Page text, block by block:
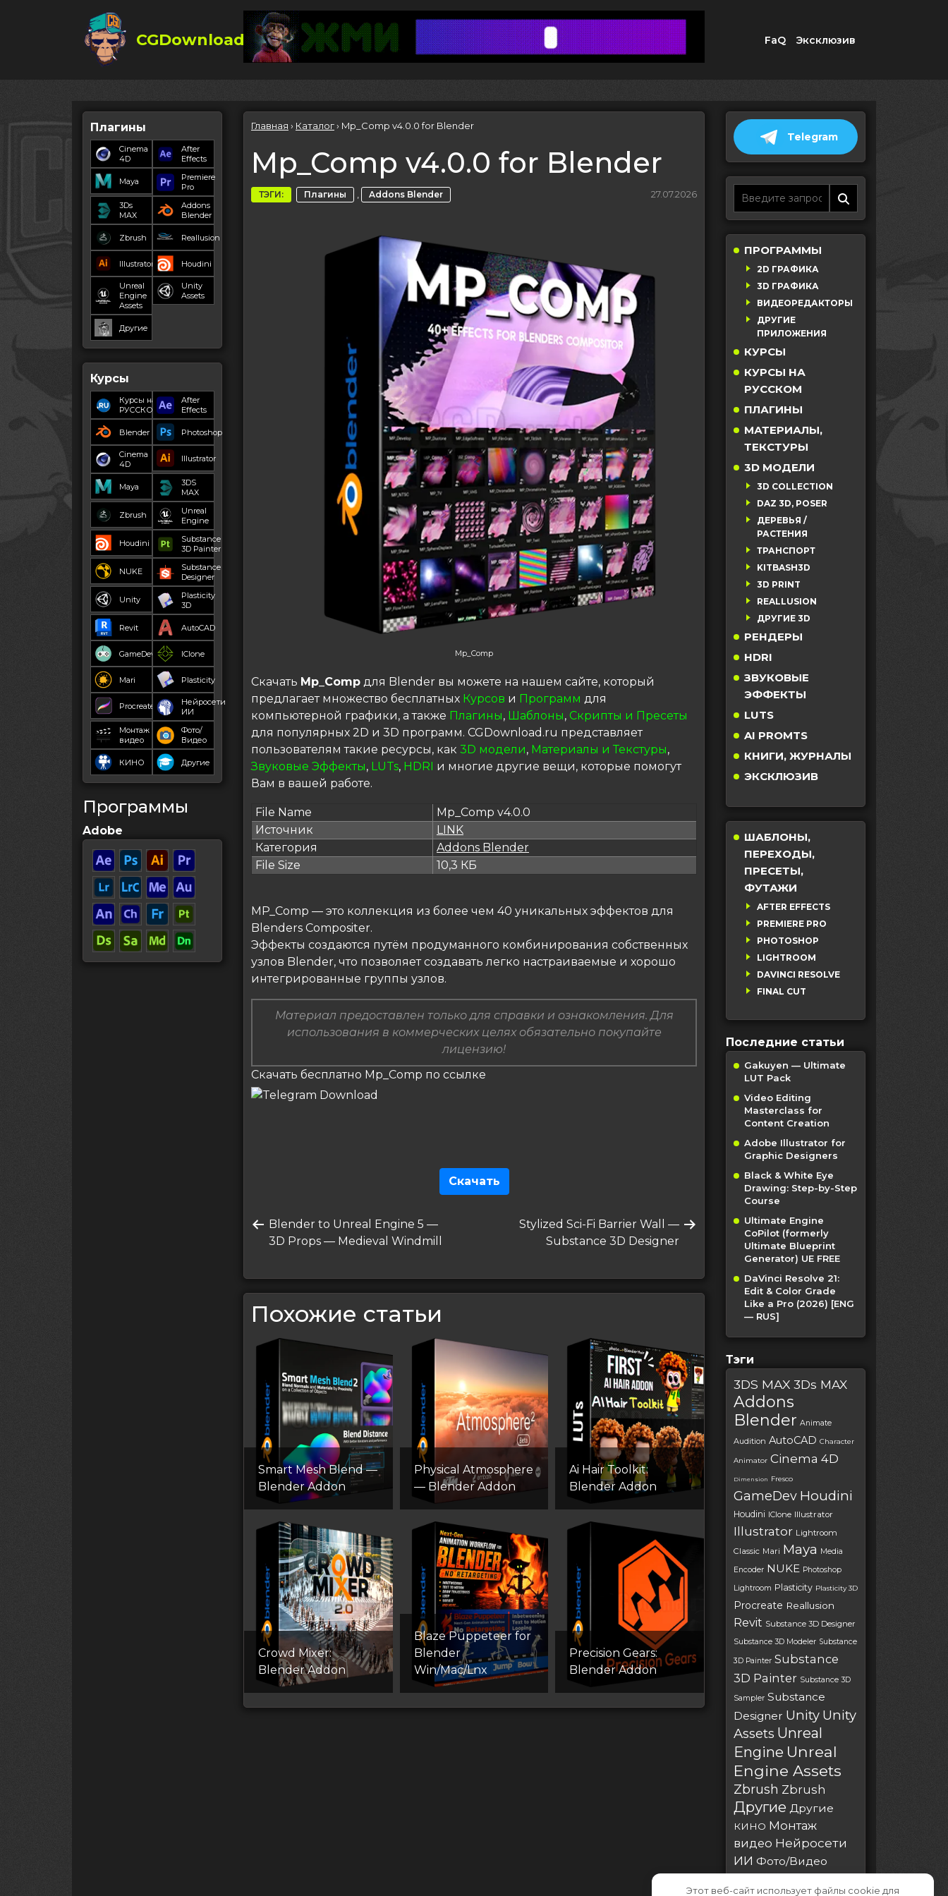
CGDownload FaQ Эксклюзив
Плагины
Cinema
4D
After
Effects
Maya
Premiere
Pro
3Ds
MAX
Addons
Blender
Zbrush Reallusion
Illustrator Houdini
Unreal
Engine
Assets
Unity
Assets
Другие
Курсы
Курсы на
РУССКОМ
After
Effects
Blender Photoshop
Cinema
4D
Illustrator
Maya
3DS
MAX
Zbrush
Unreal
Engine
Houdini
Substance
3D Painter
NUKE
Substance
Designer
Unity
Plasticity
3D
Revit AutoCAD
GameDev IClone
Mari Plasticity
Procreate
Нейросети
ИИ
Монтаж
видео
Фото/
Видео
КИНО Другие
Программы
Adobe
Главная › Каталог› Mp_Comp v4.0.0 for Blender
Mp_Comp v4.0.0 for Blender
ТЭГИ: Плагины , Addons Blender 27.07.2026
Mp_Comp
Скачать Mp_Comp для Blender вы можете на нашем сайте, который
предлагает множество бесплатных Курсов и Программ для
компьютерной графики, а также Плагины, Шаблоны, Скрипты и Пресеты
для популярных 2D и 3D программ. CGDownload.ru представляет
пользователям такие ресурсы, как 3D модели, Материалы и Текстуры,
Звуковые Эффекты, LUTs, HDRI и многие другие вещи, которые помогут
Вам в вашей работе.
File Name
Mp_Comp v4.0.0
Источник
LINK
Категория
Addons Blender
File Size
10,3 КБ
MP_Comp — это коллекция из более чем 40 уникальных эффектов для
Blenders Compositer.
Эффекты создаются путём продуманного комбинирования собственных
узлов Blender, что позволяет создавать легко настраиваемые и хорошо
интегрированные группы узлов.
Материал предоставлен только для справки и ознакомления. Для
использования в коммерческих целях обязательно покупайте
лицензию!
Скачать бесплатно Mp_Comp по ссылке
Скачать
поПредыдущая
запись
Blender to Unreal Engine 5 —
3D Props — Medieval Windmill
Следующая
запись
Stylized Sci-Fi Barrier Wall —
Substance 3D Designer
Похожие статьи
Smart Mesh Blend —
Blender Addon
Physical Atmosphere
— Blender Addon
Ai Hair Toolkit:
Blender Addon
Crowd Mixer:
Blender Addon
Blaze Puppeteer for
Blender
Win/Mac/Lnx
Precision Gears:
Blender Addon
Telegram
ПРОГРАММЫ
2D ГРАФИКА
3D ГРАФИКА
ВИДЕОРЕДАКТОРЫ
ДРУГИЕ
ПРИЛОЖЕНИЯ
КУРСЫ
КУРСЫ НА
РУССКОМ
ПЛАГИНЫ
МАТЕРИАЛЫ,
ТЕКСТУРЫ
3D МОДЕЛИ
3D COLLECTION
DAZ 3D, POSER
ДЕРЕВЬЯ /
РАСТЕНИЯ
ТРАНСПОРТ
KITBASH3D
3D PRINT
REALLUSION
ДРУГИЕ 3D
РЕНДЕРЫ
HDRI
ЗВУКОВЫЕ
ЭФФЕКТЫ
LUTS
AI PROMTS
КНИГИ, ЖУРНАЛЫ
ЭКСКЛЮЗИВ
ШАБЛОНЫ,
ПЕРЕХОДЫ,
ПРЕСЕТЫ,
ФУТАЖИ
AFTER EFFECTS
PREMIERE PRO
PHOTOSHOP
LIGHTROOM
DAVINCI RESOLVE
FINAL CUT
Последние статьи
Gakuyen — Ultimate
LUT Pack
Video Editing
Masterclass for
Content Creation
Adobe Illustrator for
Graphic Designers
Black & White Eye
Drawing: Step-by-Step
Course
Ultimate Engine
CoPilot (formerly
Ultimate Blueprint
Generator) UE FREE
DaVinci Resolve 21:
Edit & Color Grade
Like a Pro (2026) [ENG
— RUS]
Тэги
3DS MAX 3Ds MAX
Addons
Blender Animate
Audition AutoCAD Character
Animator Cinema 4D
Dimension Fresco
GameDev Houdini
Houdini IClone Illustrator
Illustrator Lightroom
Classic Mari Maya
Media
Encoder NUKE Photoshop
Lightroom Plasticity Plasticity 3D
Procreate Reallusion
Revit Substance 3D Designer
Substance 3D Modeler Substance
3D Painter Substance
3D Painter Substance 3D
Sampler Substance
Designer Unity Unity
Assets Unreal
Engine Unreal
Engine Assets
Zbrush Zbrush
Другие Другие
КИНО Монтаж
видео Нейросети
ИИ Фото/Видео
Этот веб-сайт использует файлы cookie для